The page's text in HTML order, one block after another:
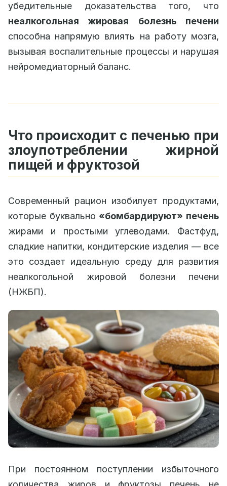
убедительные доказательства того, что
неалкогольная жировая болезнь печени
способна напрямую влиять на работу мозга,
вызывая воспалительные процессы и нарушая
нейромедиаторный баланс.
Что происходит с печенью при
злоупотреблении жирной
пищей и фруктозой
Современный рацион изобилует продуктами,
которые буквально «бомбардируют» печень
жирами и простыми углеводами. Фастфуд,
сладкие напитки, кондитерские изделия — все
это создает идеальную среду для развития
неалкогольной жировой болезни печени
(НЖБП).
При постоянном поступлении избыточного